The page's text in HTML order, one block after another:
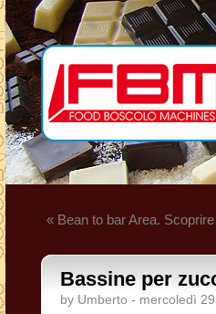
« Bean to bar Area.
Bassine per
by Umberto - mercoledì